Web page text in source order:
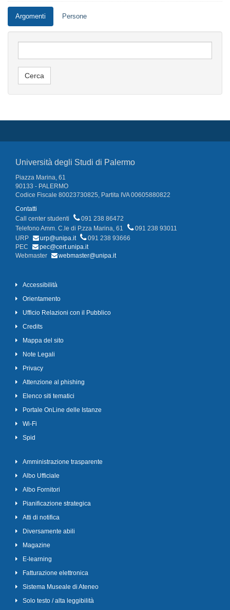
Argomenti Persone
Università degli Studi di Palermo
Piazza Marina, 61
90133 - PALERMO
Codice Fiscale 80023730825, Partita IVA 00605880822
Contatti
Call center studenti
091 238 86472
Telefono Amm. C.le di P.zza Marina, 61
091 238 93011
URP
urp@unipa.it
091 238 93666
PEC
pec@cert.unipa.it
Webmaster
webmaster@unipa.it
Accessibilità
Orientamento
Ufficio Relazioni con il Pubblico
Credits
Mappa del sito
Note Legali
Privacy
Attenzione al phishing
Elenco siti tematici
Portale OnLine delle Istanze
Wi-Fi
Spid
Amministrazione trasparente
Albo Ufficiale
Albo Fornitori
Pianificazione strategica
Atti di notifica
Diversamente abili
Magazine
E-learning
Fatturazione elettronica
Sistema Museale di Ateneo
Solo testo / alta leggibilità